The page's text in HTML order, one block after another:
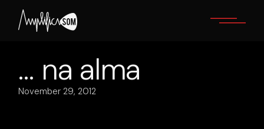
content
… na alma
November 29, 2012